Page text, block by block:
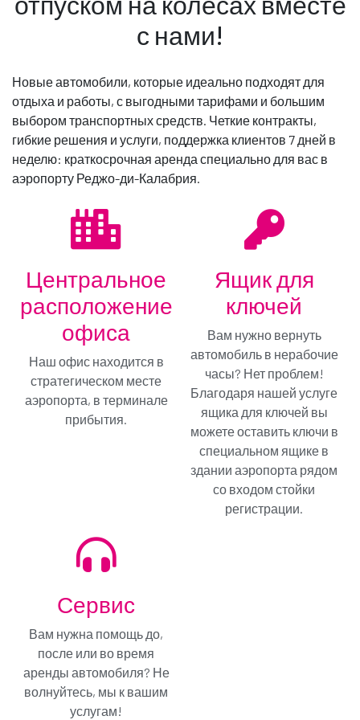
Переходите на Gold!
Только € / в день
Вы выбрали минимальный план покрытия:
полностью устраните свою ответственность за
ущерб с помощью Gold Protection. Этот план
Аренда без забот!
Меня не интересует, продолжай
с нами!
Новые автомобили, которые идеально подходят для
отдыха и работы, с выгодными тарифами и большим
выбором транспортных средств. Четкие контракты,
гибкие решения и услуги, поддержка клиентов 7 дней в
неделю: краткосрочная аренда специально для вас в
аэропорту Реджо-ди-Калабрия.
Центральное
расположение
офиса
Наш офис находится в
стратегическом месте
аэропорта, в терминале
прибытия.
Ящик для
ключей
Вам нужно вернуть
автомобиль в нерабочие
часы? Нет проблем!
Благодаря нашей услуге
ящика для ключей вы
можете оставить ключи в
специальном ящике в
здании аэропорта рядом
со входом стойки
регистрации.
Сервис
Вам нужна помощь до,
после или во время
аренды автомобиля? Не
волнуйтесь, мы к вашим
услугам!